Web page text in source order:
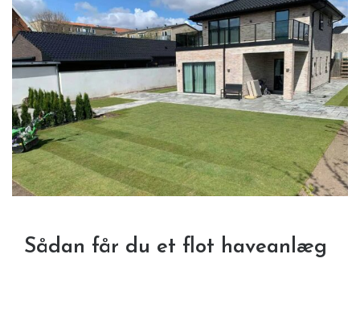
Sådan får du et flot haveanlæg